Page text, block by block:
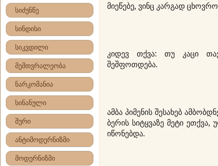
სიძუნწე
სინდისი
სიკვდილი
მემთვრალეობა
ნარკომანია
სინანული
შური
ანტიმოდერნიზმი
მოდერნიზმი
მიეწებე, ვინც კარგად
კიდევ თქვა: თუ კაცი
შეშფოთდება.
ამბა პიმენის შესახებ
ბერის სიტყვაზე მეტი
იწონებდა.